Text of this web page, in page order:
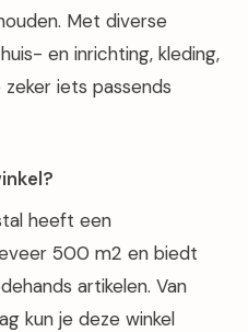
Met diverse
en inrichting, kleding,
iets passends
heeft een
500 m2 en biedt
artikelen. Van
kun je deze winkel